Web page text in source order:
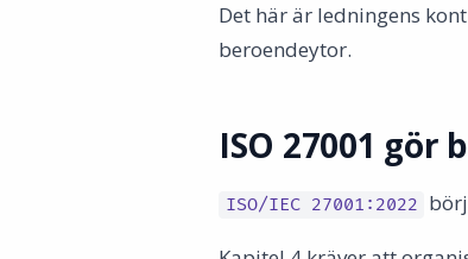
Det här är ledningens
beroendeytor.
ISO 27001 gör
ISO/IEC 27001:2022